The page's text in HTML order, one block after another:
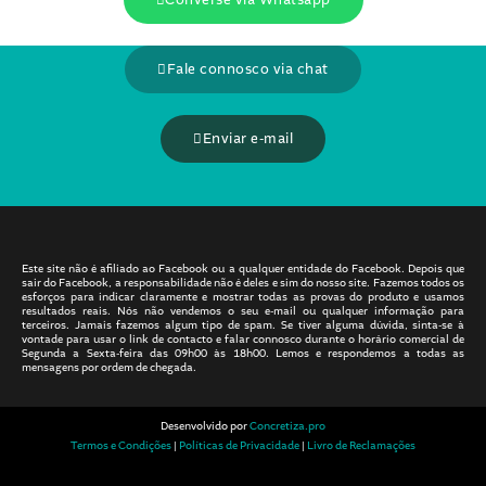
Fale connosco via chat
Enviar e-mail
Este site não é afiliado ao Facebook ou a qualquer entidade do Facebook. Depois que
sair do Facebook, a responsabilidade não é deles e sim do nosso site. Fazemos todos os
esforços para indicar claramente e mostrar todas as provas do produto e usamos
resultados reais. Nós não vendemos o seu e-mail ou qualquer informação para
terceiros. Jamais fazemos algum tipo de spam. Se tiver alguma dúvida, sinta-se à
vontade para usar o link de contacto e falar connosco durante o horário comercial de
Segunda a Sexta-feira das 09h00 às 18h00. Lemos e respondemos a todas as
mensagens por ordem de chegada.
Desenvolvido porConcretiza.pro
Termos e Condições | Políticas de Privacidade | Livro de Reclamações